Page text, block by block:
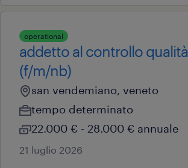
operational
addetto al controllo qualità
(f/m/nb)
san vendemiano, veneto
tempo determinato
22.000 € - 28.000 € annuale
21 luglio 2026